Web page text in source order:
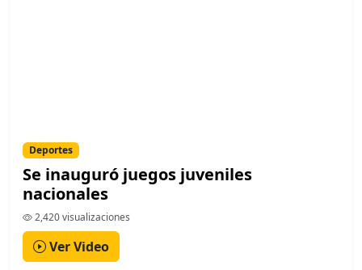
Deportes
Se inauguró juegos juveniles
nacionales
2,420 visualizaciones
Ver Video